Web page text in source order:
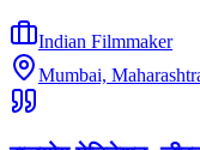
Indian Filmmaker
Mumbai,